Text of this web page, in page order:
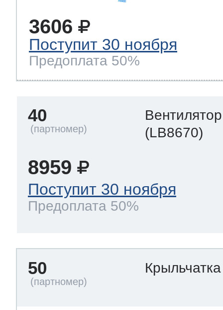
3606
Поступит 30 ноября
Предоплата 50%
40
Вентилятор
(LB8670)
8959
Поступит 30 ноября
Предоплата 50%
50